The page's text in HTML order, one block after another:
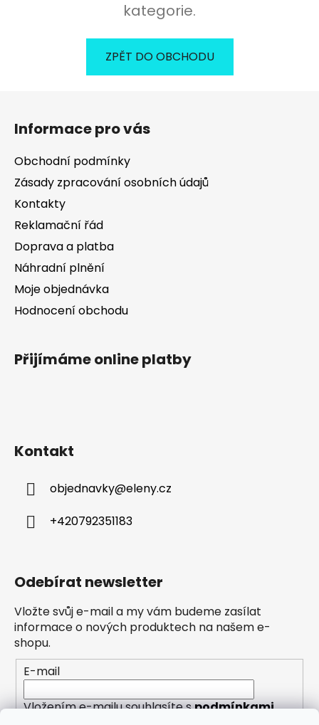
kategorie.
ZPĚT DO OBCHODU
Informace pro vás
Obchodní podmínky
Zásady zpracování osobních údajů
Kontakty
Reklamační řád
Doprava a platba
Náhradní plnění
Moje objednávka
Hodnocení obchodu
Přijímáme online platby
Kontakt
objednavky@eleny.cz
+420792351183
Odebírat newsletter
Vložte svůj e-mail a my vám budeme zasílat
informace o nových produktech na našem e-
shopu.
E-mail
Vložením e-mailu souhlasíte spodmínkami